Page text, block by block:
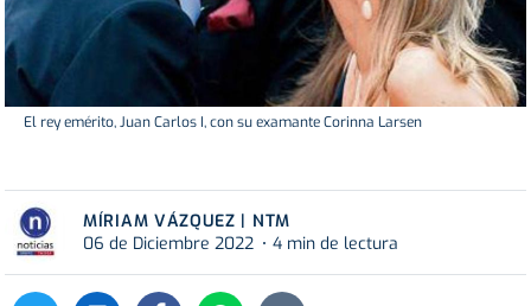
El rey emérito, Juan Carlos I, con su examante Corinna Larsen
MÍRIAM VÁZQUEZ | NTM
06 de Diciembre 2022
4 min de lectura